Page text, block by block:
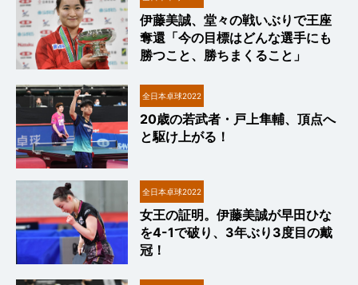
伊藤美誠、堂々の戦いぶりで王座
奪還「今の目標はどんな選手にも
勝つこと、勝ちまくること」
全日本卓球2022
20歳の若武者・戸上隼輔、頂点へ
と駆け上がる！
全日本卓球2022
女王の証明。伊藤美誠が早田ひな
を4-1で破り、3年ぶり3度目の戴
冠！